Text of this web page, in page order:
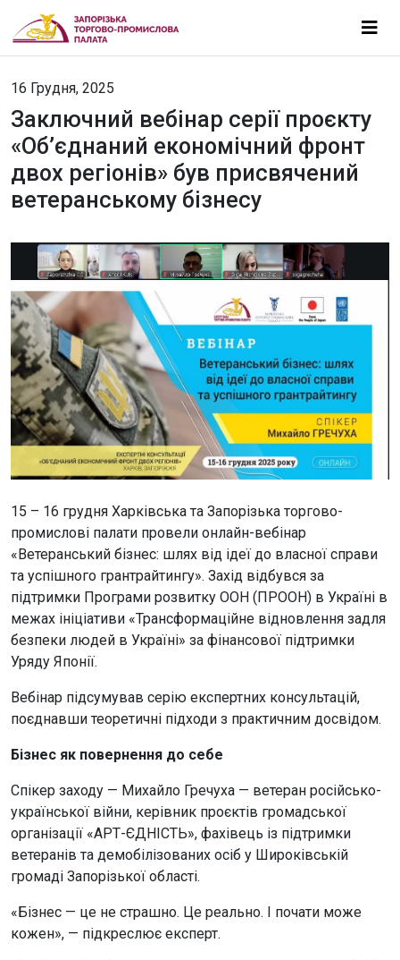
16 Грудня, 2025
Заключний вебінар серії проєкту
«Об’єднаний економічний фронт
двох регіонів» був присвячений
ветеранському бізнесу
15 – 16 грудня Харківська та Запорізька торгово-
промислові палати провели онлайн-вебінар
«Ветеранський бізнес: шлях від ідеї до власної справи
та успішного грантрайтингу». Захід відбувся за
підтримки Програми розвитку ООН (ПРООН) в Україні в
межах ініціативи «Трансформаційне відновлення задля
безпеки людей в Україні» за фінансової підтримки
Уряду Японії.
Вебінар підсумував серію експертних консультацій,
поєднавши теоретичні підходи з практичним досвідом.
Бізнес як повернення до себе
Спікер заходу — Михайло Гречуха — ветеран російсько-
української війни, керівник проєктів громадської
організації «АРТ-ЄДНІСТЬ», фахівець із підтримки
ветеранів та демобілізованих осіб у Широківській
громаді Запорізької області.
«Бізнес — це не страшно. Це реально. І почати може
кожен», — підкреслює експерт.